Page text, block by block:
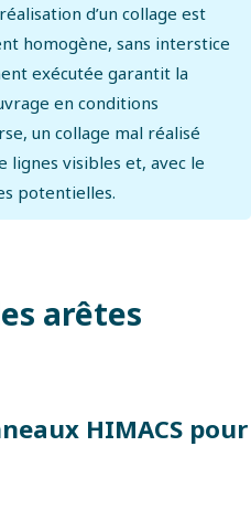
d’un collage est
homogène, sans interstice
exécutée garantit la
en conditions
un collage mal réalisé
lignes visibles et, avec le
potentielles.
arêtes
HIMACS pour